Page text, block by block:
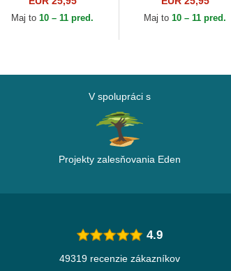
Manchester United
Maj to10 – 11 pred.
Manchester United
Maj to10 – 11 pred.
V spolupráci s
Projekty zalesňovania Eden
4.9
49319 recenzie zákazníkov